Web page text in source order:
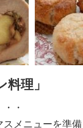
料理」
・
メニューを準